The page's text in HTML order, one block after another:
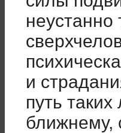
неустанно
и
путь
ближнему,